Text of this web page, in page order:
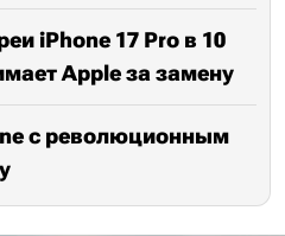
iPhone 17 Pro в 10
Apple за замену
с революционным